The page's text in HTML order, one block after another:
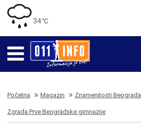
34 ℃
Početna Magazin Znamenitosti Beograda
Zgrada Prve Beogradske gimnazije